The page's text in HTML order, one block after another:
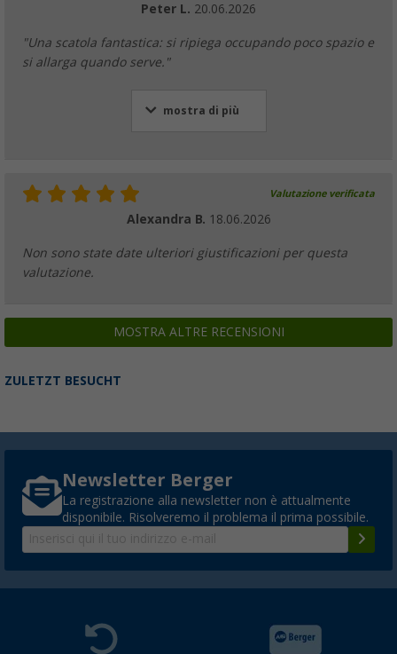
Peter L. 20.06.2026
"Una scatola fantastica: si ripiega occupando poco spazio e
si allarga quando serve."
mostra di più
Valutazione verificata
Alexandra B. 18.06.2026
Non sono state date ulteriori giustificazioni per questa
valutazione.
MOSTRA ALTRE RECENSIONI
ZULETZT BESUCHT
Newsletter Berger
La registrazione alla newsletter non è attualmente
disponibile. Risolveremo il problema il prima possibile.